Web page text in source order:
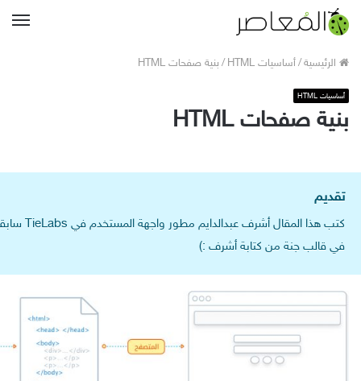
الرئيسية/أساسيات HTML / بنية صفحات HTML
أساسيات HTML
بنية صفحات HTML
تقديم
في قالب جنة من كتابة أشرف :)